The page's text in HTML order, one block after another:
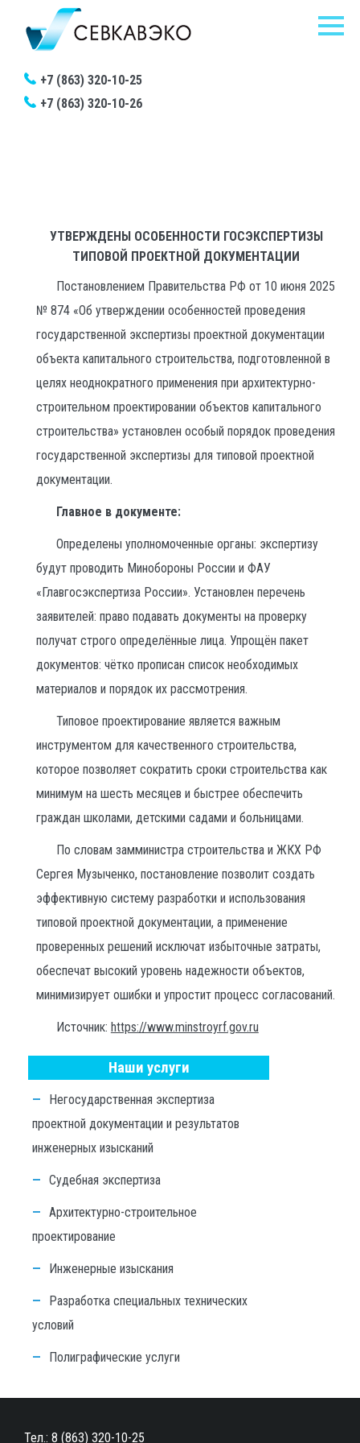
+7 (863) 320-10-25
+7 (863) 320-10-26
УТВЕРЖДЕНЫ ОСОБЕННОСТИ ГОСЭКСПЕРТИЗЫ
ТИПОВОЙ ПРОЕКТНОЙ ДОКУМЕНТАЦИИ
Постановлением Правительства РФ от 10 июня 2025
№ 874 «Об утверждении особенностей проведения
государственной экспертизы проектной документации
объекта капитального строительства, подготовленной в
целях неоднократного применения при архитектурно-
строительном проектировании объектов капитального
строительства» установлен особый порядок проведения
государственной экспертизы для типовой проектной
документации.
Главное в документе:
Определены уполномоченные органы: экспертизу
будут проводить Минобороны России и ФАУ
«Главгосэкспертиза России». Установлен перечень
заявителей: право подавать документы на проверку
получат строго определённые лица. Упрощён пакет
документов: чётко прописан список необходимых
материалов и порядок их рассмотрения.
Типовое проектирование является важным
инструментом для качественного строительства,
которое позволяет сократить сроки строительства как
минимум на шесть месяцев и быстрее обеспечить
граждан школами, детскими садами и больницами.
По словам замминистра строительства и ЖКХ РФ
Сергея Музыченко, постановление позволит создать
эффективную систему разработки и использования
типовой проектной документации, а применение
проверенных решений исключат избыточные затраты,
обеспечат высокий уровень надежности объектов,
минимизирует ошибки и упростит процесс согласований.
Источник: https://www.minstroyrf.gov.ru
Наши услуги
Негосударственная экспертиза
проектной документации и результатов
инженерных изысканий
Судебная экспертиза
Архитектурно-строительное
проектирование
Инженерные изыскания
Разработка специальных технических
условий
Полиграфические услуги
Тел.: 8 (863) 320-10-25